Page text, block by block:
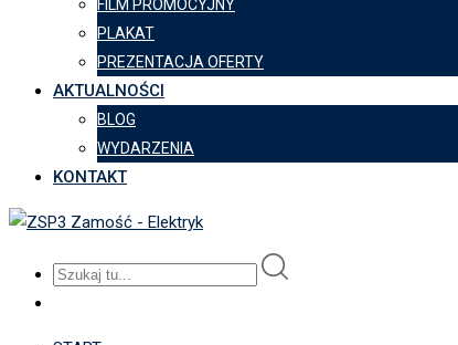
FILM PROMOCYJNY
PLAKAT
PREZENTACJA OFERTY
AKTUALNOŚCI
BLOG
WYDARZENIA
KONTAKT